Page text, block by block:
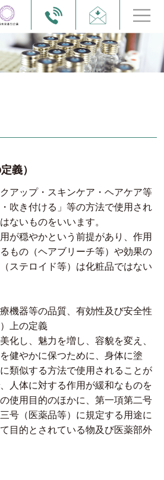
義）
アップ・スキンケア・ヘアケア等
吹き付ける」等の方法で使用され
ないものをいいます。
が穏やかという前提があり、作用
もの（ヘアブリーチ等）や効果の
ステロイド等）は化粧品ではない
機器等の品質、有効性及び安全性
上の定義
化し、魅力を増し、容貌を変え、
健やかに保つために、身体に塗
類似する方法で使用されることが
人体に対する作用が緩和なものを
使用目的のほかに、第一項第二号
号（医薬品等）に規定する用途に
目的とされている物及び医薬部外